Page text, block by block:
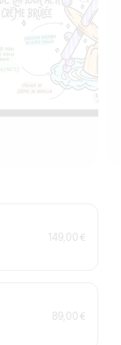
149,00 €
89,00 €